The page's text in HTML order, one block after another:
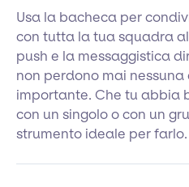
Usa la bacheca per
con tutta la tua squadra
push e la messaggistica
non perdono mai
importante. Che tu abbia
con un singolo o con un
strumento ideale per farlo.